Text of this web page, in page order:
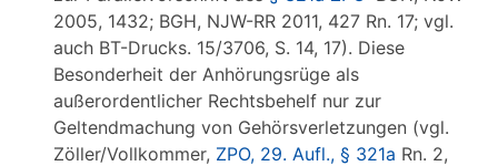
2005, 1432; BGH, NJW-RR 2011, 427 Rn. 17; vgl.
auch BT-Drucks. 15/3706, S. 14, 17). Diese
Besonderheit der Anhörungsrüge als
außerordentlicher Rechtsbehelf nur zur
Geltendmachung von Gehörsverletzungen (vgl.
Zöller/Vollkommer, ZPO, 29. Aufl., § 321a Rn. 2,